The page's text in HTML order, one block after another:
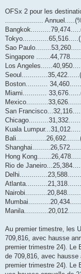
OFSx 2 pour les
...................
Sao
Singapore
Los
Boston...........
Miami............
San
Kuala
Hong
Rio de
Au premier timestre, les
709,816, avec hausse
premier trimestre 24). Le
de 709,816, avec hausse
premier trimestre 24). Le